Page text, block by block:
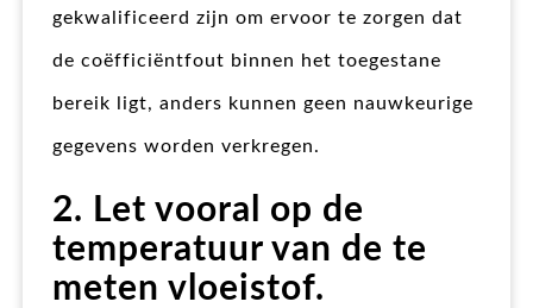
gekwalificeerd zijn om ervoor te zorgen dat
de coëfficiëntfout binnen het toegestane
bereik ligt, anders kunnen geen nauwkeurige
gegevens worden verkregen.
2. Let vooral op de
temperatuur van de te
meten vloeistof.